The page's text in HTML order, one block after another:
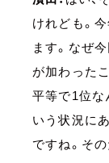
けれども。
ます。なぜ
が加わった
平等で1位な
いう状況に
ですね。そ